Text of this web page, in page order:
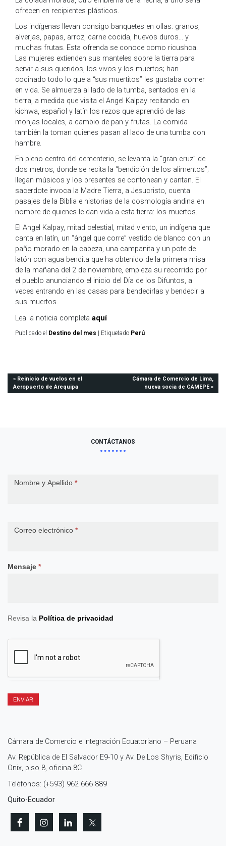
ofrecen en recipientes plásticos.
Los indígenas llevan consigo banquetes en ollas: granos,
alverjas, papas, arroz, carne cocida, huevos duros… y
muchas frutas. Esta ofrenda se conoce como ricushca.
Las mujeres extienden sus manteles sobre la tierra para
servir a sus queridos, los vivos y los muertos; han
cocinado todo lo que a “sus muertitos” les gustaba comer
en vida. Se almuerza al lado de la tumba, sentados en la
tierra, a medida que visita el Angel Kalpay recitando en
kichwa, español y latín los rezos que aprendió de las
monjas locales, a cambio de pan y frutas. La comida
también la toman quienes pasan al lado de una tumba con
hambre.
En pleno centro del cementerio, se levanta la “gran cruz” de
dos metros, donde se recita la “bendición de los alimentos”;
llegan músicos y los presentes se contonean y cantan. El
sacerdote invoca la Madre Tierra, a Jesucristo, cuenta
pasajes de la Biblia e historias de la cosmología andina en
nombre de quienes le dan vida a esta tierra: los muertos.
El Angel Kalpay, mitad celestial, mitad viento, un indígena que
canta en latín, un “ángel que corre” vestido de blanco con un
paño morado en la cabeza, una campanita y un pote de
latón con agua bendita que ha obtenido de la primera misa
de la mañana del 2 de noviembre, empieza su recorrido por
el pueblo anunciando el inicio del Día de los Difuntos, a
veces entrando en las casas para bendecirlas y bendecir a
sus muertos.
Lea la noticia completa aquí
Publicado el Destino del mes Etiquetado Perú
Navegación
de
Reinicio de vuelos en el
Aeropuerto de Arequipa
Cámara de Comercio de Lima,
nueva socia de CAMEPE
CONTÁCTANOS
UsNombre y Apellido *
Correo electrónico *
Mensaje *
Revisa la Política de privacidad
ENVIAR
Cámara de Comercio e Integración Ecuatoriano – Peruana
Av. República de El Salvador E9-10 y Av. De Los Shyris, Edificio
Onix, piso 8, oficina 8C
Teléfonos: (+593) 962 666 889
Quito-Ecuador